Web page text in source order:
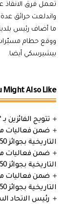
تعمل فرق الانقاذ
واندلعت حرائق
ما أضاف رئيس
ووقع حطام مسيّرات
بيشيرسكي أيضا.
Might Also Like
تتويج الفائزين
ضمن فعاليات
التاريخية بجوائز 150 ألف ريال
ضمن فعاليات
التاريخية بجوائز 150 ألف ريال
ضمن فعاليات
التاريخية بجوائز 150 ألف ريال
رئيس الاتحاد